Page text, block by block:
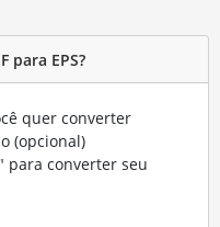
para EPS?
quer converter
(opcional)
para converter seu